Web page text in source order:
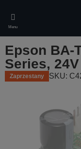
main
content
Menu
Epson BA-
Series, 24V
Zaprzestany SKU: